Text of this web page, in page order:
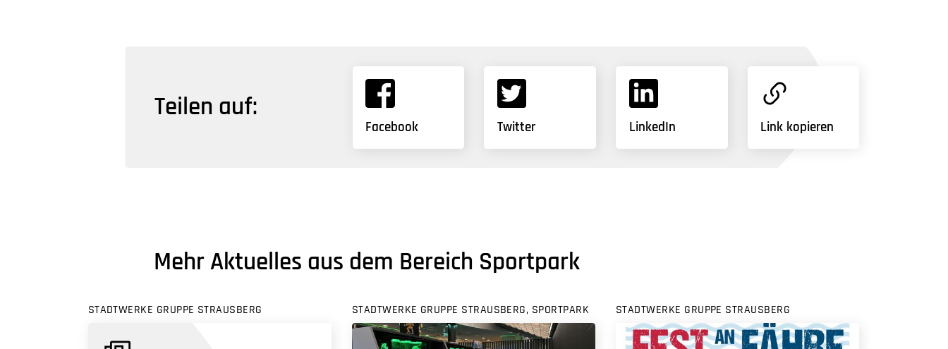
Teilen auf:
Facebook Twitter LinkedIn Link kopieren
Mehr Aktuelles aus dem Bereich Sportpark
STADTWERKE GRUPPE STRAUSBERG STADTWERKE GRUPPE STRAUSBERG, SPORTPARK STADTWERKE GRUPPE STRAUSBERG